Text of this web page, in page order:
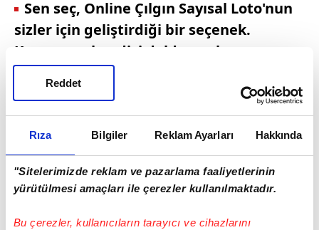
Rıza Bilgiler Reklam Ayarları Hakkında
"Sitelerimizde reklam ve pazarlama faaliyetlerinin
yürütülmesi amaçları ile çerezler kullanılmaktadır.
Bu çerezler, kullanıcıların tarayıcı ve cihazlarını
Reddet
Sen seç, Online Çılgın Sayısal Loto'nun
sizler için geliştirdiği bir seçenek.
Kuponunu kendisi doldurmak
istemeyenler için geliştirilen bu
özellikle, kolon altındaki SEN SEÇ
kutucuğu işaretlenir ve rastgele 6
numara ile şanslı kupon oluşur.